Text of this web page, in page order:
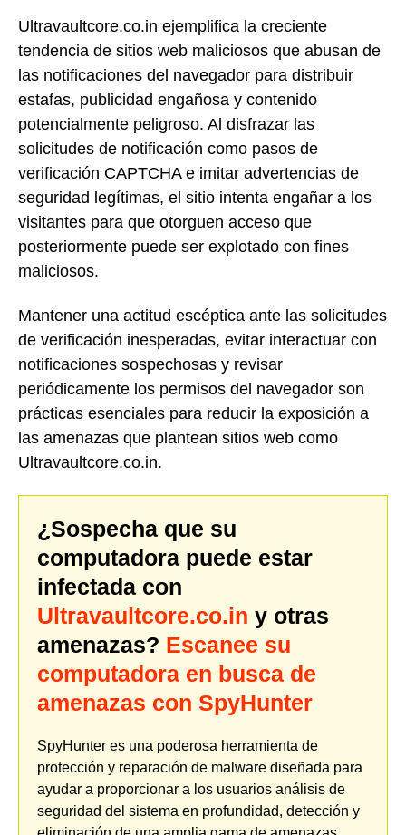
Ultravaultcore.co.in ejemplifica la creciente
tendencia de sitios web maliciosos que abusan de
las notificaciones del navegador para distribuir
estafas, publicidad engañosa y contenido
potencialmente peligroso. Al disfrazar las
solicitudes de notificación como pasos de
verificación CAPTCHA e imitar advertencias de
seguridad legítimas, el sitio intenta engañar a los
visitantes para que otorguen acceso que
posteriormente puede ser explotado con fines
maliciosos.
Mantener una actitud escéptica ante las solicitudes
de verificación inesperadas, evitar interactuar con
notificaciones sospechosas y revisar
periódicamente los permisos del navegador son
prácticas esenciales para reducir la exposición a
las amenazas que plantean sitios web como
Ultravaultcore.co.in.
¿Sospecha que su
computadora puede estar
infectada con
Ultravaultcore.co.in y otras
amenazas? Escanee su
computadora en busca de
amenazas con SpyHunter
SpyHunter es una poderosa herramienta de
protección y reparación de malware diseñada para
ayudar a proporcionar a los usuarios análisis de
seguridad del sistema en profundidad, detección y